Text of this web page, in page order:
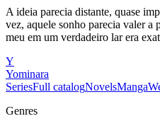
A ideia parecia distante, quase
vez, aquele sonho parecia valer a
meu em um verdadeiro lar era
Y
Yominara
SeriesFull catalogNovelsManga
Genres